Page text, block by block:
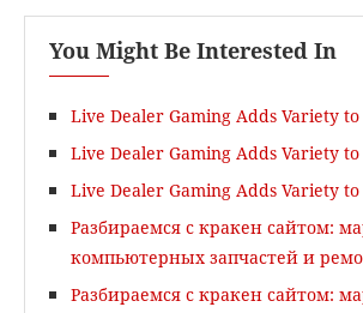
You Might Be Interested In
Live Dealer Gaming Adds Variety
Live Dealer Gaming Adds Variety
Live Dealer Gaming Adds Variety
Разбираемся с кракен сайтом:
компьютерных запчастей и
Разбираемся с кракен сайтом: